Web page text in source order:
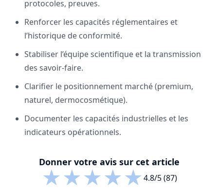
protocoles, preuves.
Renforcer les capacités réglementaires et
l’historique de conformité.
Stabiliser l’équipe scientifique et la transmission
des savoir-faire.
Clarifier le positionnement marché (premium,
naturel, dermocosmétique).
Documenter les capacités industrielles et les
indicateurs opérationnels.
Donner votre avis sur cet article
★★★★★4.8/5 (87)